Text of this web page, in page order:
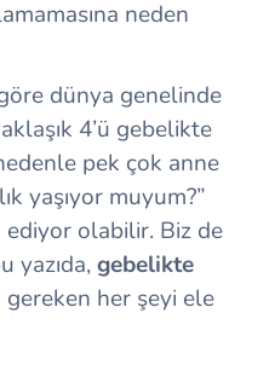
neden
dünya genelinde
4’ü gebelikte
pek çok anne
yaşıyor muyum?”
ediyor olabilir. Biz de
yazıda,gebelikte
gereken her şeyi ele